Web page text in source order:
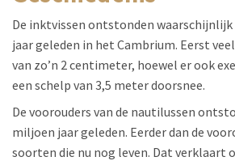
De inktvissen ontstonden waarschijnlijk
jaar geleden in het Cambrium. Eerst
van zo’n 2 centimeter, hoewel er ook
een schelp van 3,5 meter doorsnee.
De voorouders van de nautilussen
miljoen jaar geleden. Eerder dan de
soorten die nu nog leven. Dat verklaart